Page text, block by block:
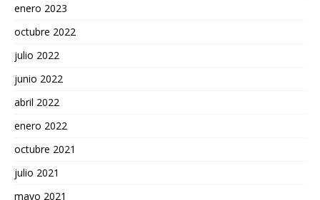
enero 2023
octubre 2022
julio 2022
junio 2022
abril 2022
enero 2022
octubre 2021
julio 2021
mayo 2021